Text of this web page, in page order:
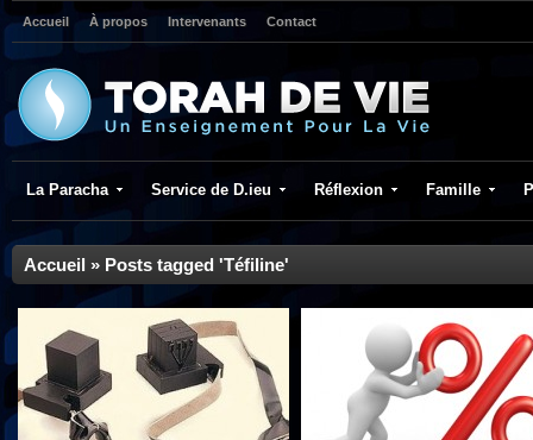
Accueil À propos Intervenants Contact
La Paracha Service de D.ieu Réflexion Famille
Accueil » Posts tagged 'Téfiline'